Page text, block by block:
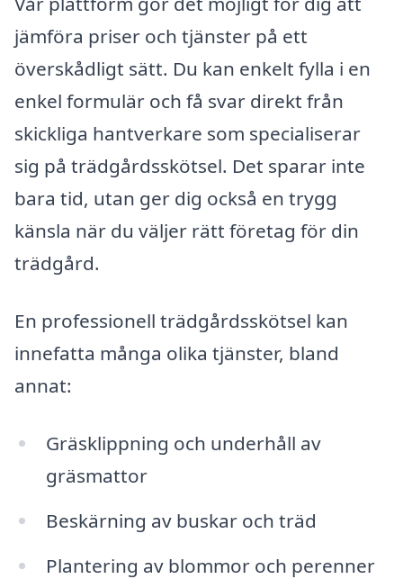
jämföra priser och tjänster på ett
överskådligt sätt. Du kan enkelt fylla i en
enkel formulär och få svar direkt från
skickliga hantverkare som specialiserar
sig på trädgårdsskötsel. Det sparar inte
bara tid, utan ger dig också en trygg
känsla när du väljer rätt företag för din
trädgård.
En professionell trädgårdsskötsel kan
innefatta många olika tjänster, bland
annat:
Gräsklippning och underhåll av
gräsmattor
Beskärning av buskar och träd
Plantering av blommor och perenner